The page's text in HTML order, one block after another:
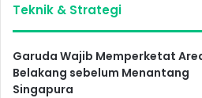
Teknik & Strategi
Garuda Wajib Memperketat
Belakang sebelum Menantang
Singapura